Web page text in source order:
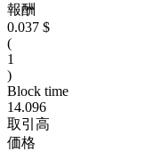
報酬
0.037 $
(
1
)
Block time
14.096
取引高
価格